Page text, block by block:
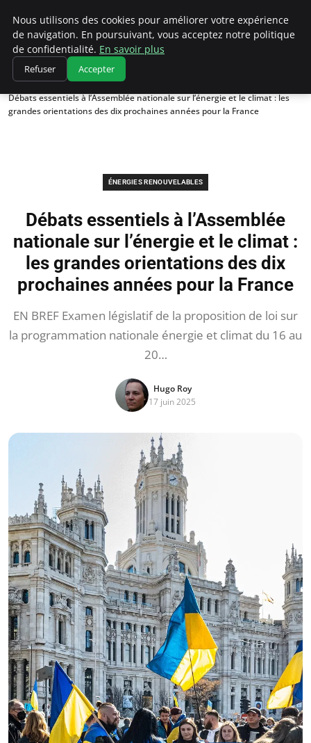
Climatedebtagents
Accueil
Énergies Renouvelables
Débats essentiels à l’Assemblée nationale sur l’énergie et le climat : les
grandes orientations des dix prochaines années pour la France
ÉNERGIES RENOUVELABLES
Débats essentiels à l’Assemblée
nationale sur l’énergie et le climat :
les grandes orientations des dix
prochaines années pour la France
EN BREF Examen législatif de la proposition de loi sur
la programmation nationale énergie et climat du 16 au
20…
Hugo Roy
17 juin 2025
Nous utilisons des cookies pour améliorer votre expérience
de navigation. En poursuivant, vous acceptez notre politique
de confidentialité. En savoir plus
Refuser Accepter